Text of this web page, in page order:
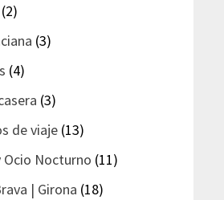
(2)
(3)
(4)
(3)
de viaje (13)
Ocio Nocturno (11)
| Girona (18)